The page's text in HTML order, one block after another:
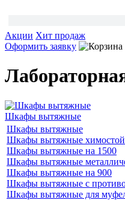
Акции Хит продаж
Оформить заявку
Шкафы вытяжные
Шкафы вытяжные
Шкафы вытяжные
Шкафы вытяжные на 1500
Шкафы вытяжные
Шкафы вытяжные на 900
Шкафы вытяжные с
Шкафы вытяжные для